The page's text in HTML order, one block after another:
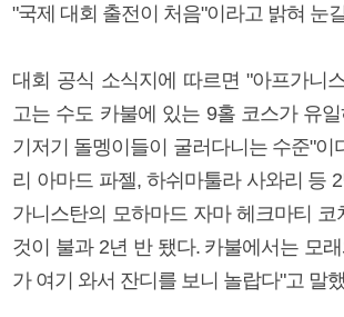
"국제 대회 출전이 처음"이라고 밝혀 눈
대회 공식 소식지에 따르면 "아프가니
고는 수도 카불에 있는 9홀 코스가 유
기저기 돌멩이들이 굴러다니는 수준"이
리 아마드 파젤, 하쉬마툴라 사와리 등
가니스탄의 모하마드 자마 헤크마티 코
것이 불과 2년 반 됐다. 카불에서는 모
가 여기 와서 잔디를 보니 놀랍다"고 말